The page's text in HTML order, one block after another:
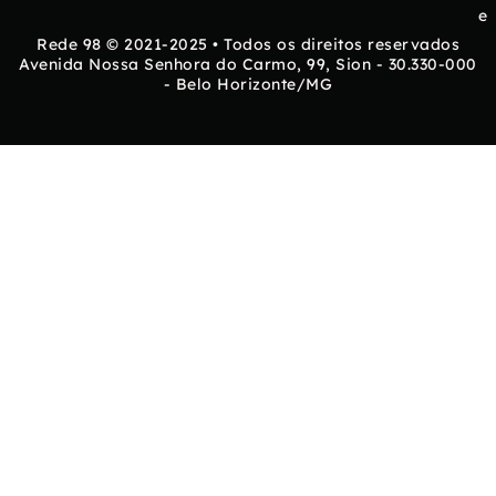
e
Rede 98 © 2021-2025 • Todos os direitos reservados
Avenida Nossa Senhora do Carmo, 99, Sion - 30.330-000
- Belo Horizonte/MG